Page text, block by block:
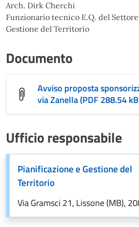
Arch. Dirk Cherchi
Funzionario tecnico E.Q. del
Gestione del Territorio
Documento
Avviso proposta
via Zanella (PDF 288.54
Ufficio responsabile
Pianificazione e Gestione del
Territorio
Via Gramsci 21, Lissone (MB),